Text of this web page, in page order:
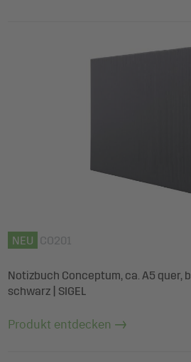
NEU CO201
Notizbuch Conceptum, ca. A5 quer,
schwarz | SIGEL
Produkt entdecken